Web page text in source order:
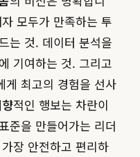
모두가 만족하는 투
는 것. 데이터 분석을
기여하는 것. 그리고
게 최고의 경험을 선사
적인 행보는 차란이
준을 만들어가는 리더
장 안전하고 편리하